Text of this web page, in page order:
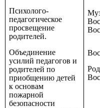
Психолого-
педагогическое
просвещение
родителей.
Объединение
усилий педагогов и
родителей по
приобщению детей
к основам
пожарной
безопасности